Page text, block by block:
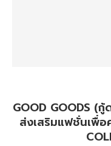
GOOD GOODS (
ส่งเสริมแฟชั่นเพื่อ